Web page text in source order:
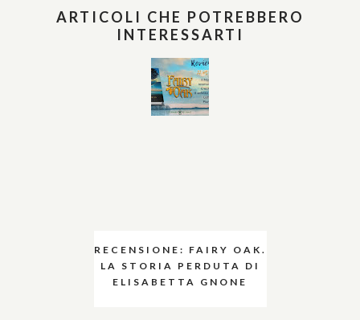
ARTICOLI CHE POTREBBERO
INTERESSARTI
RECENSIONE: FAIRY OAK.
LA STORIA PERDUTA DI
ELISABETTA GNONE